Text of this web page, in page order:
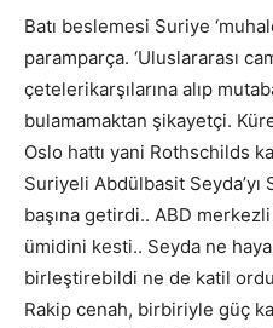
Batı beslemesi Suriye
paramparça. ‘Uluslararası
çetelerikarşılarına alıp
bulamamaktan şikayetçi.
Oslo hattı yani Rothschilds
Suriyeli Abdülbasit Seyda’yı
başına getirdi.. ABD merkezli
ümidini kesti.. Seyda ne
birleştirebildi ne de katil
Rakip cenah, birbiriyle güç